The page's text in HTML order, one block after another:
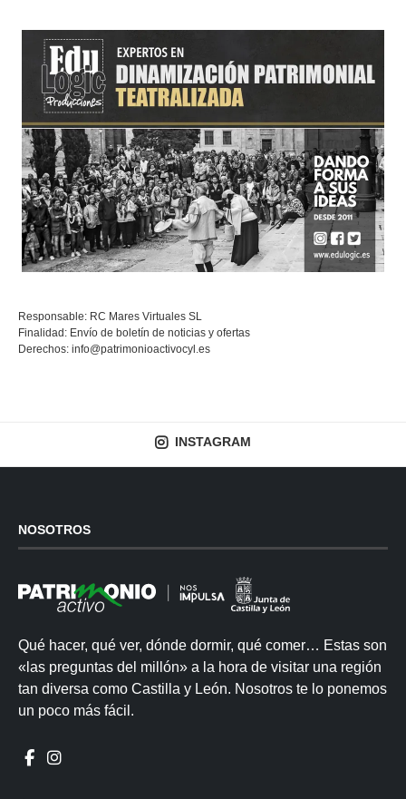
Responsable: RC Mares Virtuales SL
Finalidad: Envío de boletín de noticias y ofertas
Derechos: info@patrimonioactivocyl.es
INSTAGRAM
NOSOTROS
Qué hacer, qué ver, dónde dormir, qué comer… Estas son
«las preguntas del millón» a la hora de visitar una región
tan diversa como Castilla y León. Nosotros te lo ponemos
un poco más fácil.